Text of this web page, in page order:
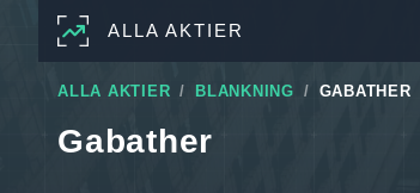
ALLA AKTIER
ALLA AKTIER BLANKNING GABATHER
Gabather